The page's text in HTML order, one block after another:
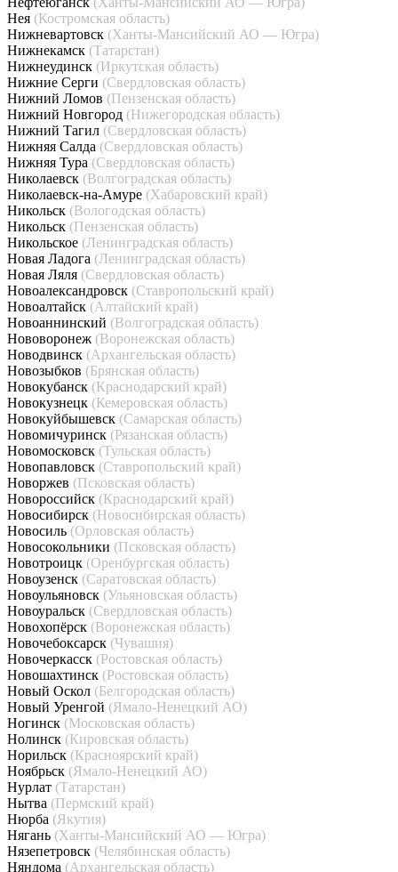
Нея (Костромская область)
Нижневартовск (Ханты-Мансийский АО — Югра)
Нижнекамск (Татарстан)
Нижнеудинск (Иркутская область)
Нижние Серги (Свердловская область)
Нижний Ломов (Пензенская область)
Нижний Новгород (Нижегородская область)
Нижний Тагил (Свердловская область)
Нижняя Салда (Свердловская область)
Нижняя Тура (Свердловская область)
Николаевск (Волгоградская область)
Николаевск-на-Амуре (Хабаровский край)
Никольск (Вологодская область)
Никольск (Пензенская область)
Никольское (Ленинградская область)
Новая Ладога (Ленинградская область)
Новая Ляля (Свердловская область)
Новоалександровск (Ставропольский край)
Новоалтайск (Алтайский край)
Новоаннинский (Волгоградская область)
Нововоронеж (Воронежская область)
Новодвинск (Архангельская область)
Новозыбков (Брянская область)
Новокубанск (Краснодарский край)
Новокузнецк (Кемеровская область)
Новокуйбышевск (Самарская область)
Новомичуринск (Рязанская область)
Новомосковск (Тульская область)
Новопавловск (Ставропольский край)
Новоржев (Псковская область)
Новороссийск (Краснодарский край)
Новосибирск (Новосибирская область)
Новосиль (Орловская область)
Новосокольники (Псковская область)
Новотроицк (Оренбургская область)
Новоузенск (Саратовская область)
Новоульяновск (Ульяновская область)
Новоуральск (Свердловская область)
Новохопёрск (Воронежская область)
Новочебоксарск (Чувашия)
Новочеркасск (Ростовская область)
Новошахтинск (Ростовская область)
Новый Оскол (Белгородская область)
Новый Уренгой (Ямало-Ненецкий АО)
Ногинск (Московская область)
Нолинск (Кировская область)
Норильск (Красноярский край)
Ноябрьск (Ямало-Ненецкий АО)
Нурлат (Татарстан)
Нытва (Пермский край)
Нюрба (Якутия)
Нягань (Ханты-Мансийский АО — Югра)
Нязепетровск (Челябинская область)
Няндома (Архангельская область)